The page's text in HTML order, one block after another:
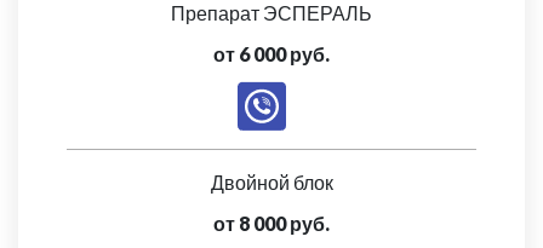
Препарат ЭСПЕРАЛЬ
от 6 000 руб.
Двойной блок
от 8 000 руб.